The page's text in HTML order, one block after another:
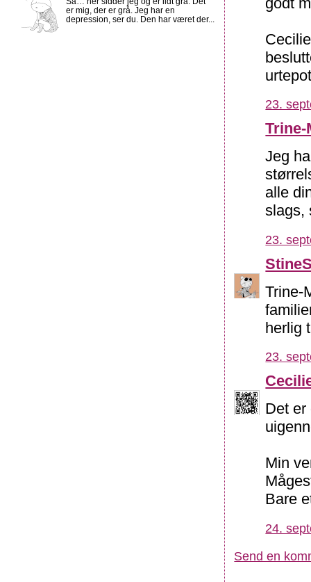
23.
Jeg
alle
slags,
23.
Trine-
herlig
23.
Det
Min
Bare
24.
Send en
er mig, der er grå. Jeg har en
depression, ser du. Den har været der...